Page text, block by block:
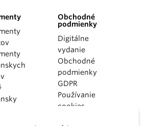
Obchodné
podmienky
Digitálne
vydanie
Obchodné
podmienky
GDPR
Používanie
cookies